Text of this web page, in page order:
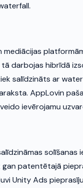
mediācijas
darbojas hibrīdā
salīdzināts ar
AppLovin
ievērojamu
solīšanas
patentētajā
Unity Ads